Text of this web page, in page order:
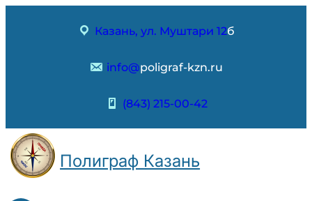
Казань, ул. Муштари 12б
info@poligraf-kzn.ru
(843) 215-00-42
Полиграф Казань